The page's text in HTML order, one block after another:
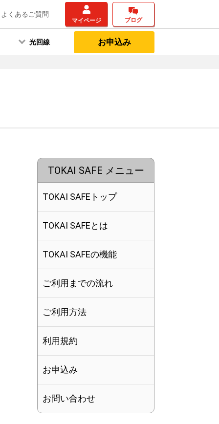
よくあるご質問
マイページ ブログ
光回線 お申込み
TOKAI SAFE メニュー
TOKAI SAFEトップ
TOKAI SAFEとは
TOKAI SAFEの機能
ご利用までの流れ
ご利用方法
利用規約
お申込み
お問い合わせ